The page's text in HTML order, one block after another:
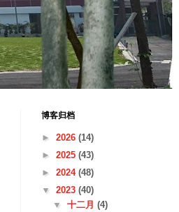
博客归档
► 2026 (14)
► 2025 (43)
► 2024 (48)
▼ 2023 (40)
▼ 十二月 (4)